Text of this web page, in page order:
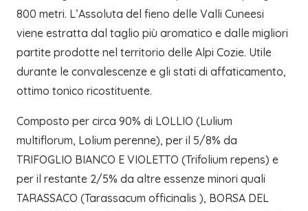
800 metri. L’Assoluta del fieno delle Valli Cuneesi
viene estratta dal taglio più aromatico e dalle migliori
partite prodotte nel territorio delle Alpi Cozie. Utile
durante le convalescenze e gli stati di affaticamento,
ottimo tonico ricostituente.
Composto per circa 90% di LOLLIO (Lulium
multiflorum, Lolium perenne), per il 5/8% da
TRIFOGLIO BIANCO E VIOLETTO (Trifolium repens) e
per il restante 2/5% da altre essenze minori quali
TARASSACO (Tarassacum officinalis ), BORSA DEL